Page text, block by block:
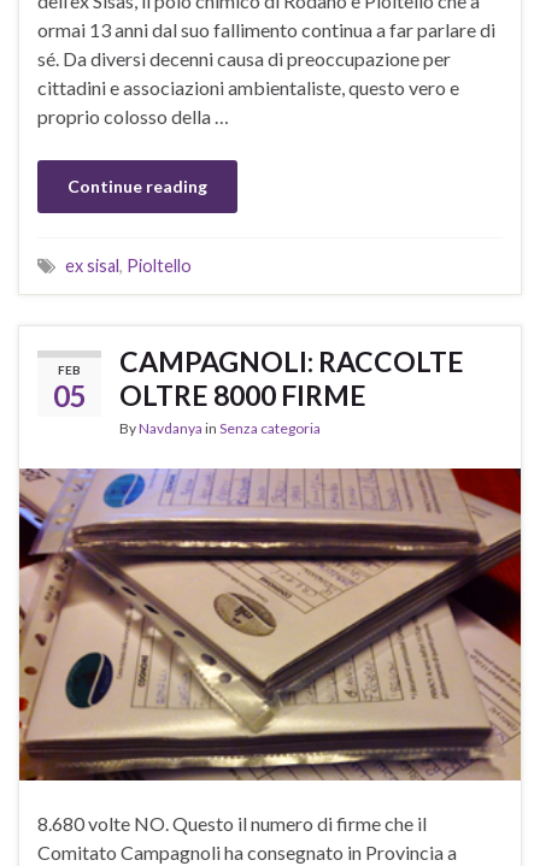
ormai 13 anni dal suo fallimento continua a far parlare di
sé. Da diversi decenni causa di preoccupazione per
cittadini e associazioni ambientaliste, questo vero e
proprio colosso della …
Continue reading
ex sisal, Pioltello
FEB
05
CAMPAGNOLI: RACCOLTE
OLTRE 8000 FIRME
ByNavdanya in Senza categoria
8.680 volte NO. Questo il numero di firme che il
Comitato Campagnoli ha consegnato in Provincia a